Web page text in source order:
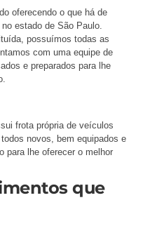
oferecendo o que há de
estado de São Paulo.
possuímos todas as
com uma equipe de
e preparados para lhe
frota própria de veículos
novos, bem equipados e
para lhe oferecer o melhor
que